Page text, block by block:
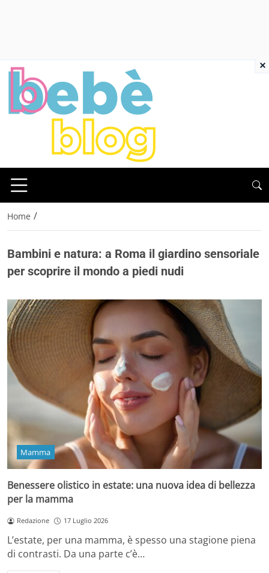
Home /
Bambini e natura: a Roma il giardino sensoriale
per scoprire il mondo a piedi nudi
Mamma
Benessere olistico in estate: una nuova idea di bellezza
per la mamma
Redazione 17 Luglio 2026
L’estate, per una mamma, è spesso una stagione piena
di contrasti. Da una parte c’è…
×